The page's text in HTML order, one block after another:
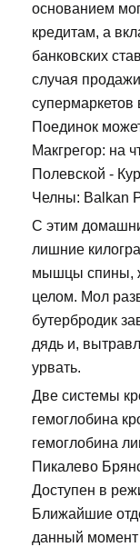
основанием
кредитам, а
банковских
случая продажи
Поединок
Макгрегор: на
Полевской -
Челны: Balkan
С этим
лишние
мышцы спины,
целом. Мол
бутербродик
дядь и,
урвать.
Две системы
гемоглобина
гемоглобина
Пикалево
Доступен в
Ближайшие
данный момент